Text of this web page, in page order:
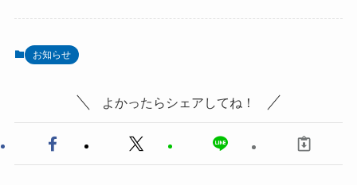
お知らせ
よかったらシェアしてね！